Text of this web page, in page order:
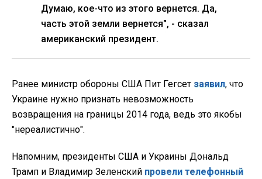
Думаю, кое-что из этого вернется. Да,
часть этой земли вернется", - сказал
американский президент.
Ранее министр обороны США Пит Гегсет заявил, что
Украине нужно признать невозможность
возвращения на границы 2014 года, ведь это якобы
"нереалистично".
Напомним, президенты США и Украины Дональд
Трамп и Владимир Зеленский провели телефонный